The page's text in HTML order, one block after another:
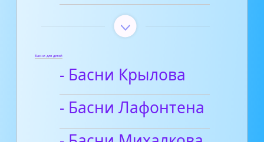
Басни для детей
- Басни Крылова
- Басни Лафонтена